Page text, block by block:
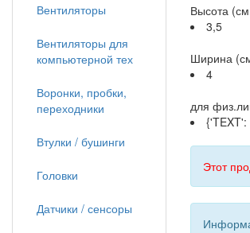
Высота
3,5
Ширина
4
для
{'TEXT':
Этот
Вентиляторы
Вентиляторы для
компьютерной тех
Воронки, пробки,
переходники
Втулки / бушинги
Головки
Датчики / сенсоры